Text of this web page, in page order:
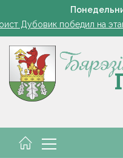
прохождения
Дубовик победил на
марафон: как посадить
Огород без простоев:
прохождения
марафон: как посадить